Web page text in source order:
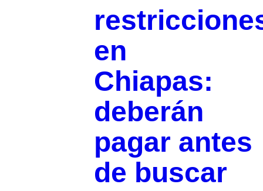
en
Chiapas:
deberán
pagar antes
de buscar